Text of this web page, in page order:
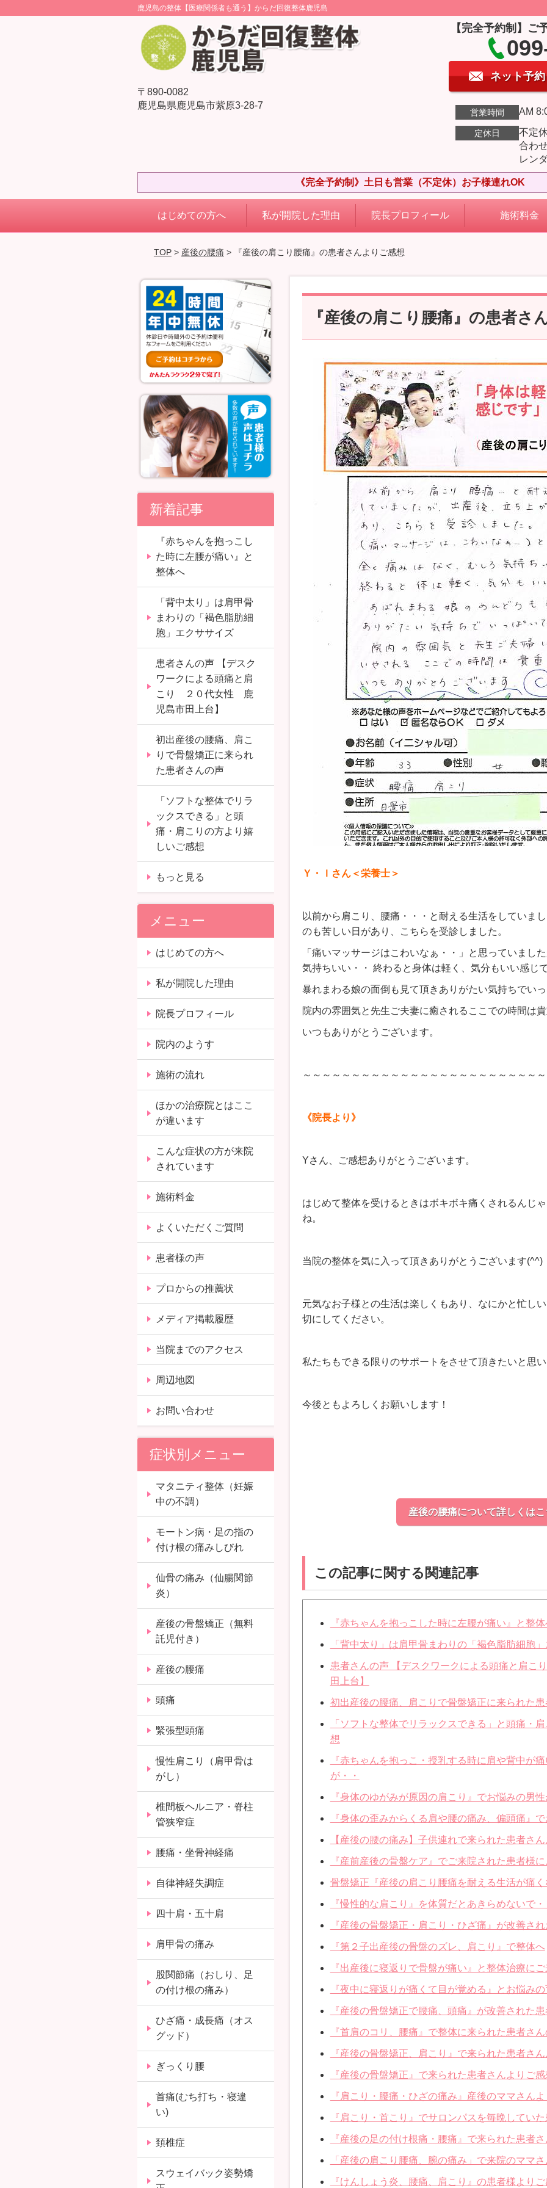
鹿児島の整体【医療関係者も通う】からだ回復整体鹿児島
〒890-0082
鹿児島県鹿児島市紫原3-28-7
【完全予約制】ご
ネット予約
営業時間 AM
定休日
不定
合わ
レン
《完全予約制》土日も営業（不定休）お子様連れOK
はじめての方へ 私が開院した理由 院長プロフィール 施術料金
TOP> 産後の腰痛 > 『産後の肩こり腰痛』の患者さんよりご感想
『産後の肩こり腰痛』の患者さ
Ｙ・Ｉさん＜栄養士＞
以前から肩こり、腰痛・・・と耐える生活をしていま
のも苦しい日があり、こちらを受診しました。
「痛いマッサージはこわいなぁ・・」と思っていまし
気持ちいい・・ 終わると身体は軽く、気分もいい感じ
暴れまわる娘の面倒も見て頂きありがたい気持ちでい
院内の雰囲気と先生ご夫妻に癒されるここでの時間は
いつもありがとうございます。
～～～～～～～～～～～～～～～～～～～～～～～～
《院長より》
Yさん、ご感想ありがとうございます。
はじめて整体を受けるときはボキボキ痛くされるんじ
ね。
当院の整体を気に入って頂きありがとうございます(^^)
元気なお子様との生活は楽しくもあり、なにかと忙し
切にしてください。
私たちもできる限りのサポートをさせて頂きたいと思
今後ともよろしくお願いします！
産後の腰痛について詳しくは
この記事に関する関連記事
『赤ちゃんを抱っこした時に左腰が痛い』と整体
「背中太り」は肩甲骨まわりの「褐色脂肪細胞
患者さんの声 【デスクワークによる頭痛と肩
田上台】
初出産後の腰痛、肩こりで骨盤矯正に来られた
「ソフトな整体でリラックスできる」と頭痛・
想
『赤ちゃんを抱っこ・授乳する時に肩や背中が
が・・
『身体のゆがみが原因の肩こり』でお悩みの男
『身体の歪みからくる肩や腰の痛み、偏頭痛』
【産後の腰の痛み】子供連れで来られた患者さ
『産前産後の骨盤ケア』でご来院された患者様
骨盤矯正『産後の肩こり腰痛を耐える生活が痛
『慢性的な肩こり』を体質だとあきらめないで
『産後の骨盤矯正・肩こり・ひざ痛』が改善さ
『第２子出産後の骨盤のズレ、肩こり』で整体へ
『出産後に寝返りで骨盤が痛い』と整体治療に
『夜中に寝返りが痛くて目が覚める』とお悩み
『産後の骨盤矯正で腰痛、頭痛』が改善された
『首肩のコリ、腰痛』で整体に来られた患者さ
『産後の骨盤矯正、肩こり』で来られた患者さ
『産後の骨盤矯正』で来られた患者さんよりご感
『肩こり・腰痛・ひざの痛み』産後のママさん
『肩こり・首こり』でサロンパスを毎晩してい
『産後の足の付け根痛・腰痛』で来られた患者
「産後の肩こり腰痛、腕の痛み」で来院のママ
『けんしょう炎、腰痛、肩こり』の患者様より
新着記事
『赤ちゃんを抱っこし
た時に左腰が痛い』と
整体へ
「背中太り」は肩甲骨
まわりの「褐色脂肪細
胞」エクササイズ
患者さんの声 【デスク
ワークによる頭痛と肩
こり ２０代女性 鹿
児島市田上台】
初出産後の腰痛、肩こ
りで骨盤矯正に来られ
た患者さんの声
「ソフトな整体でリラ
ックスできる」と頭
痛・肩こりの方より嬉
しいご感想
もっと見る
メニュー
はじめての方へ
私が開院した理由
院長プロフィール
院内のようす
施術の流れ
ほかの治療院とはここ
が違います
こんな症状の方が来院
されています
施術料金
よくいただくご質問
患者様の声
プロからの推薦状
メディア掲載履歴
当院までのアクセス
周辺地図
お問い合わせ
症状別メニュー
マタニティ整体（妊娠
中の不調）
モートン病・足の指の
付け根の痛みしびれ
仙骨の痛み（仙腸関節
炎）
産後の骨盤矯正（無料
託児付き）
産後の腰痛
頭痛
緊張型頭痛
慢性肩こり（肩甲骨は
がし）
椎間板ヘルニア・脊柱
管狭窄症
腰痛・坐骨神経痛
自律神経失調症
四十肩・五十肩
肩甲骨の痛み
股関節痛（おしり、足
の付け根の痛み）
ひざ痛・成長痛（オス
グッド）
ぎっくり腰
首痛(むち打ち・寝違
い)
頚椎症
スウェイバック姿勢矯